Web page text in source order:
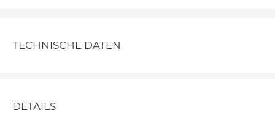
TECHNISCHE DATEN
DETAILS